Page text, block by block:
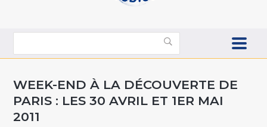
WEEK-END À LA DÉCOUVERTE DE
PARIS : LES 30 AVRIL ET 1ER MAI
2011